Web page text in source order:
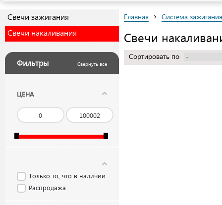
Свечи зажигания
Свечи накаливания
Фильтры Свернуть все
ЦЕНА
Только то, что в наличии
Распродажа
Главная › Система зажигания
Свечи
Сортировать по